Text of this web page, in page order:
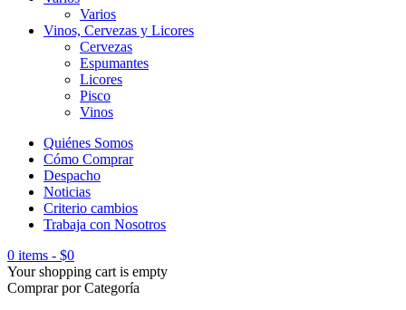
Varios
Vinos, Cervezas y Licores
Cervezas
Espumantes
Licores
Pisco
Vinos
Quiénes Somos
Cómo Comprar
Despacho
Noticias
Criterio cambios
Trabaja con Nosotros
0 items - $0
Your shopping cart is empty
Comprar por Categoría